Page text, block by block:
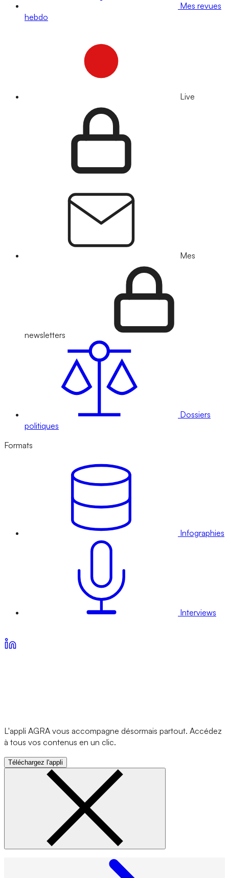
Mes revues
hebdo
Live
Mes
newsletters
Dossiers
politiques
Formats
Infographies
Interviews
L'appli AGRA vous accompagne désormais partout. Accédez
à tous vos contenus en un clic.
Téléchargez l'appli